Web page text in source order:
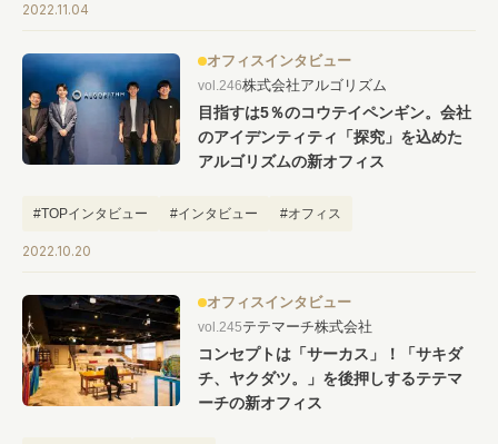
2022.11.04
オフィスインタビュー
vol.246株式会社アルゴリズム
目指すは5％のコウテイペンギン。会社
のアイデンティティ「探究」を込めた
アルゴリズムの新オフィス
#TOPインタビュー #インタビュー #オフィス
2022.10.20
オフィスインタビュー
vol.245テテマーチ株式会社
コンセプトは「サーカス」！「サキダ
チ、ヤクダツ。」を後押しするテテマ
ーチの新オフィス